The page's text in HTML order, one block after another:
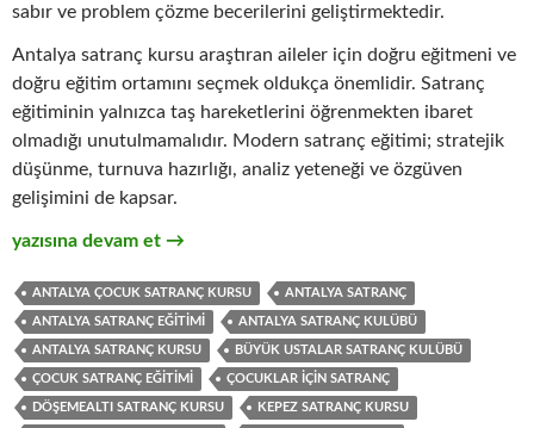
sabır ve problem çözme becerilerini geliştirmektedir.
Antalya satranç kursu araştıran aileler için doğru eğitmeni ve
doğru eğitim ortamını seçmek oldukça önemlidir. Satranç
eğitiminin yalnızca taş hareketlerini öğrenmekten ibaret
olmadığı unutulmamalıdır. Modern satranç eğitimi; stratejik
düşünme, turnuva hazırlığı, analiz yeteneği ve özgüven
gelişimini de kapsar.
Antalya Satranç Rehberi: Muratpaşa, Konyaaltı, Kepez, Lara
yazısına devam et →
ANTALYA ÇOCUK SATRANÇ KURSU ANTALYA SATRANÇ
ANTALYA SATRANÇ EĞITIMI ANTALYA SATRANÇ KULÜBÜ
ANTALYA SATRANÇ KURSU BÜYÜK USTALAR SATRANÇ KULÜBÜ
ÇOCUK SATRANÇ EĞITIMI ÇOCUKLAR IÇIN SATRANÇ
DÖŞEMEALTI SATRANÇ KURSU KEPEZ SATRANÇ KURSU